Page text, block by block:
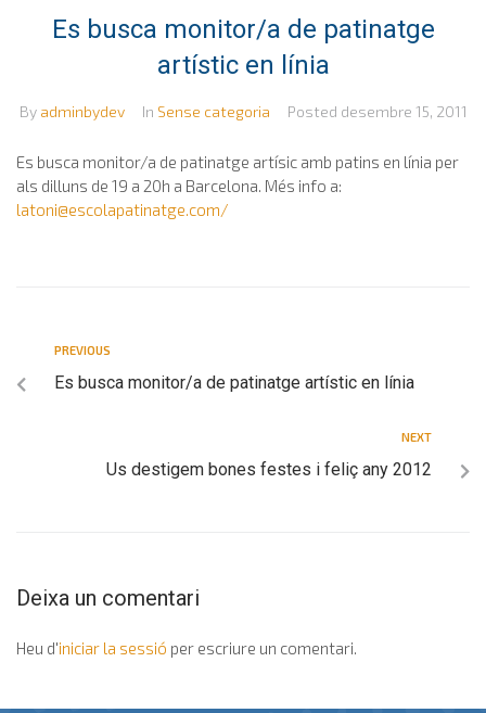
Es busca monitor/a de patinatge
artístic en línia
By adminbydev In Sense categoria Posted desembre 15, 2011
Es busca monitor/a de patinatge artísic amb patins en línia per
als dilluns de 19 a 20h a Barcelona. Més info a:
latoni@escolapatinatge.com/
PREVIOUS
Es busca monitor/a de patinatge artístic en línia
NEXT
Us destigem bones festes i feliç any 2012
Deixa un comentari
Heu d'iniciar la sessió per escriure un comentari.